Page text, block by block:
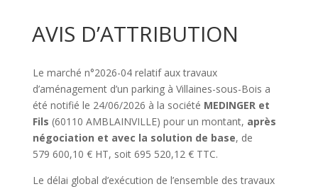
AVIS D’ATTRIBUTION
Le marché n°2026-04 relatif aux travaux
d’aménagement d’un parking à Villaines-sous-Bois a
été notifié le 24/06/2026 à la société MEDINGER et
Fils (60110 AMBLAINVILLE) pour un montant, après
négociation et avec la solution de base, de
579 600,10 € HT, soit 695 520,12 € TTC.
Le délai global d’exécution de l’ensemble des travaux